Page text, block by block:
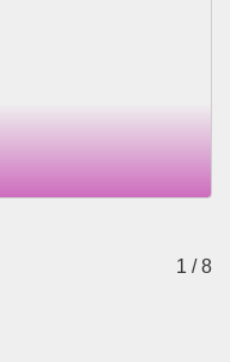
1 / 8